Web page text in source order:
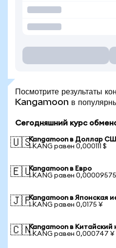
Посмотрите результаты
Kangamoon в
Сегодняшний курс
🇺🇸Kangamoon в Доллар
1 KANG равен 0,000111 $
🇪🇺Kangamoon в Евро
1 KANG равен
🇯🇵Kangamoon в Японская
1 KANG равен 0,0175 ¥
🇨🇳Kangamoon в Китайский
1 KANG равен 0,000747 ¥